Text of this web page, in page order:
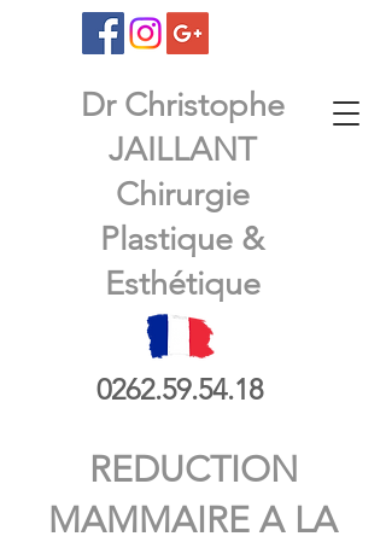
Dr Christophe
JAILLANT
Chirurgie
Plastique &
Esthétique
0262.59.54.18
REDUCTION
MAMMAIRE A LA